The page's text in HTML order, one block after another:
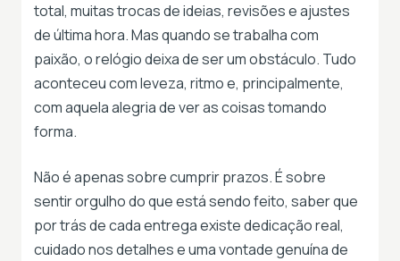
total, muitas trocas de ideias, revisões e ajustes
de última hora. Mas quando se trabalha com
paixão, o relógio deixa de ser um obstáculo. Tudo
aconteceu com leveza, ritmo e, principalmente,
com aquela alegria de ver as coisas tomando
forma.
Não é apenas sobre cumprir prazos. É sobre
sentir orgulho do que está sendo feito, saber que
por trás de cada entrega existe dedicação real,
cuidado nos detalhes e uma vontade genuína de